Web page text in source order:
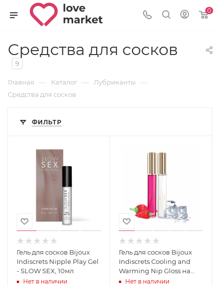
0
Cредства для сосков
9
Главная — Каталог — Лубриканты —
Cредства для сосков
ФИЛЬТР
Гель для сосков Bijoux
Indiscrets Nipple Play Gel
- SLOW SEX, 10мл
Нет в наличии
Гель для сосков Bijoux
Indiscrets Cooling and
Warming Nip Gloss на
водной основе (2х13мл)
Нет в наличии